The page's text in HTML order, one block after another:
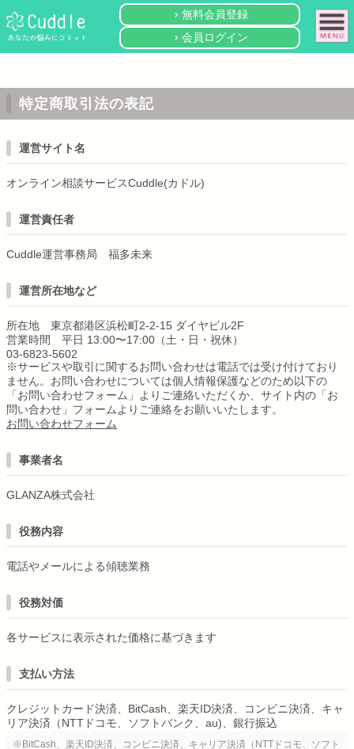
keyboard_arrow_right無料会員登録
keyboard_arrow_right会員ログイン
特定商取引法の表記
運営サイト名
オンライン相談サービスCuddle(カドル)
運営責任者
Cuddle運営事務局 福多未来
運営所在地など
所在地 東京都港区浜松町2-2-15 ダイヤビル2F
営業時間 平日 13:00〜17:00（土・日・祝休）
03-6823-5602
※サービスや取引に関するお問い合わせは電話では受け付けており
ません。お問い合わせについては個人情報保護などのため以下の
「お問い合わせフォーム」よりご連絡いただくか、サイト内の「お
問い合わせ」フォームよりご連絡をお願いいたします。
お問い合わせフォーム
事業者名
GLANZA株式会社
役務内容
電話やメールによる傾聴業務
役務対価
各サービスに表示された価格に基づきます
支払い方法
クレジットカード決済、BitCash、楽天ID決済、コンビニ決済、キャ
リア決済（NTTドコモ、ソフトバンク、au)、銀行振込
※BitCash、楽天ID決済、コンビニ決済、キャリア決済（NTTドコモ、ソフト